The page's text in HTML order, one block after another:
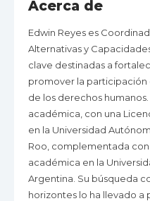
Acerca de
Edwin Reyes es
Alternativas y
clave destinadas a
promover la participación
de los derechos
académica, con una
en la Universidad
Roo, complementada
académica en la
Argentina. Su búsqueda
horizontes lo ha llevado a